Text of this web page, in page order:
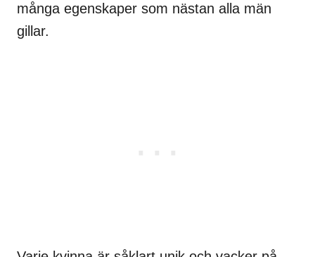
många egenskaper som nästan alla män
gillar.